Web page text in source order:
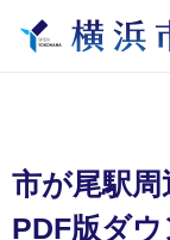
市が尾駅
PDF版ダ